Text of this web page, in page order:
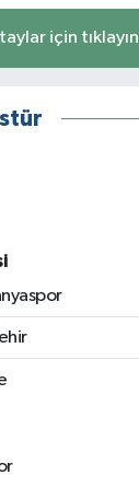
için tıklayın